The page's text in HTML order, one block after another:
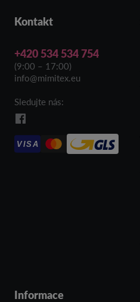
Kontakt
+420 534 534 754
(9:00 – 17:00)
info@mimitex.eu
Sledujte nás:
VISA
Informace